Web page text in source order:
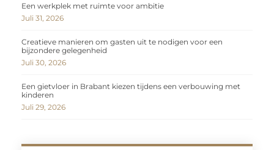
Een werkplek met ruimte voor ambitie
Juli 31, 2026
Creatieve manieren om gasten uit te nodigen voor een
bijzondere gelegenheid
Juli 30, 2026
Een gietvloer in Brabant kiezen tijdens een verbouwing met
kinderen
Juli 29, 2026